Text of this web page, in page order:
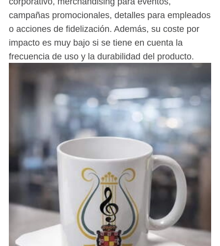
campañas promocionales, detalles para empleados
o acciones de fidelización. Además, su coste por
impacto es muy bajo si se tiene en cuenta la
frecuencia de uso y la durabilidad del producto.